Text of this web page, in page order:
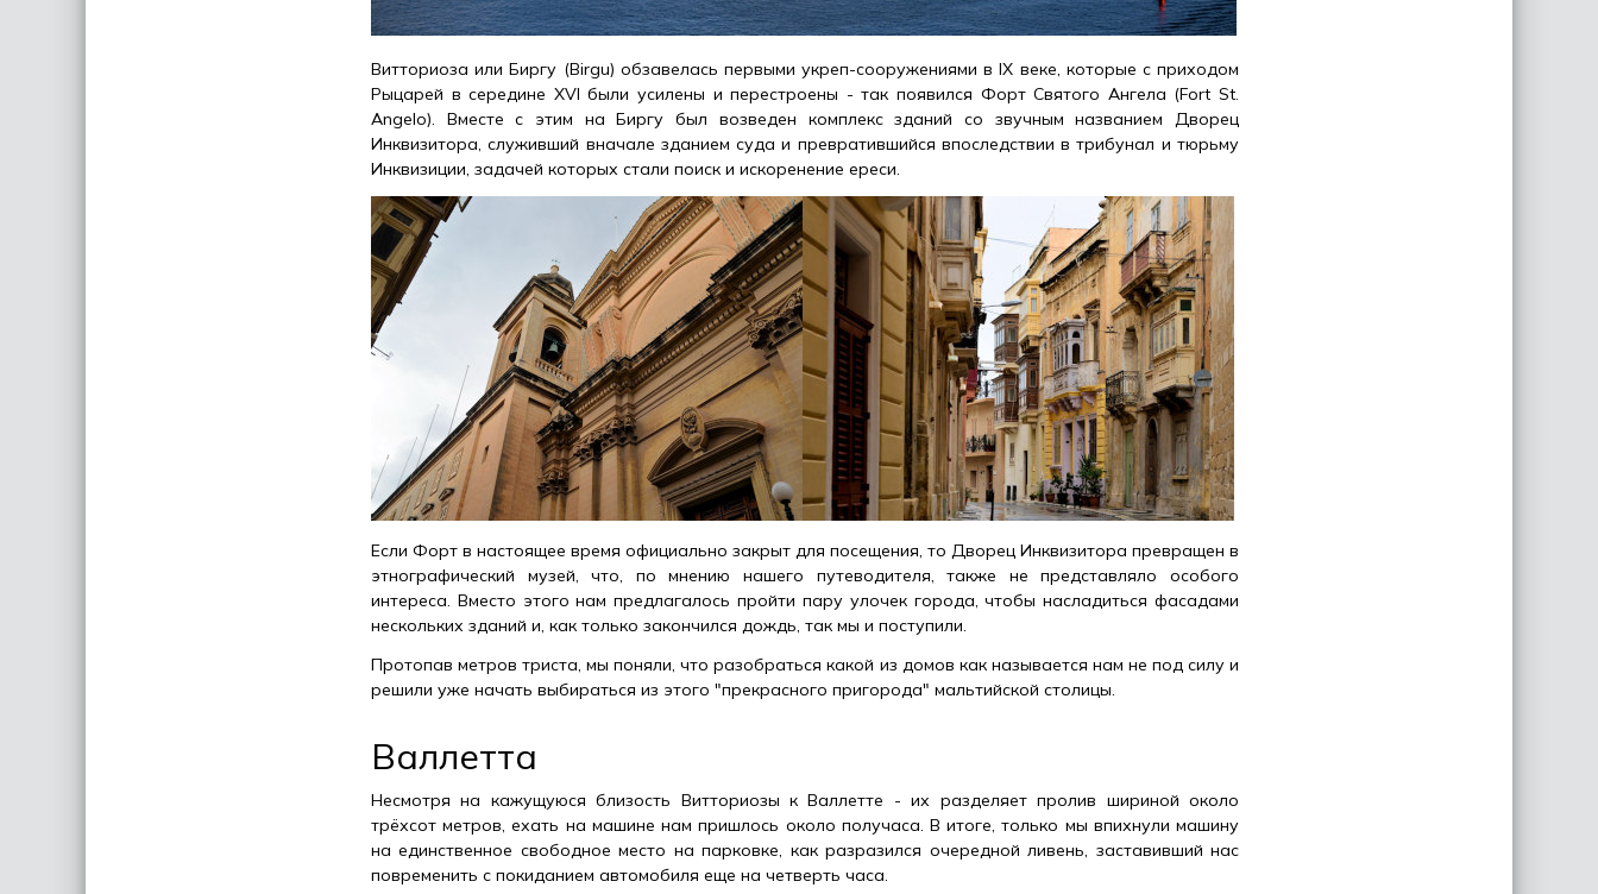
Витториоза или Биргу (Birgu) обзавелась первыми укреп-сооружениями в IX веке, которые с приходом
Рыцарей в середине XVI были усилены и перестроены - так появился Форт Святого Ангела (Fort St.
Angelo). Вместе с этим на Биргу был возведен комплекс зданий со звучным названием Дворец
Инквизитора, служивший вначале зданием суда и превратившийся впоследствии в трибунал и тюрьму
Инквизиции, задачей которых стали поиск и искоренение ереси.
Если Форт в настоящее время официально закрыт для посещения, то Дворец Инквизитора превращен в
этнографический музей, что, по мнению нашего путеводителя, также не представляло особого
интереса. Вместо этого нам предлагалось пройти пару улочек города, чтобы насладиться фасадами
нескольких зданий и, как только закончился дождь, так мы и поступили.
Протопав метров триста, мы поняли, что разобраться какой из домов как называется нам не под силу и
решили уже начать выбираться из этого "прекрасного пригорода" мальтийской столицы.
Валлетта
Несмотря на кажущуюся близость Витториозы к Валлетте - их разделяет пролив шириной около
трёхсот метров, ехать на машине нам пришлось около получаса. В итоге, только мы впихнули машину
на единственное свободное место на парковке, как разразился очередной ливень, заставивший нас
повременить с покиданием автомобиля еще на четверть часа.